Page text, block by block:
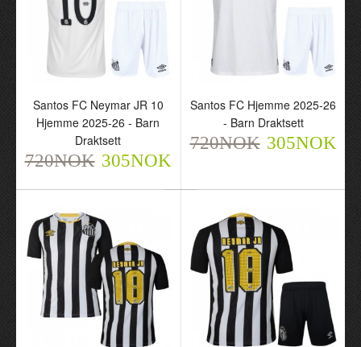
Santos FC Neymar JR 10
Hjemme 2025-26 - Barn
Draktsett
720NOK 305NOK
Santos FC Hjemme
2025-26 - Barn Draktsett
Santos FC Neymar JR 10
Hjemme 2025-26 - Barn
Draktsett
720NOK 305NOK
Santos FC Hjemme 2025-26
- Barn Draktsett
720NOK 305NOK